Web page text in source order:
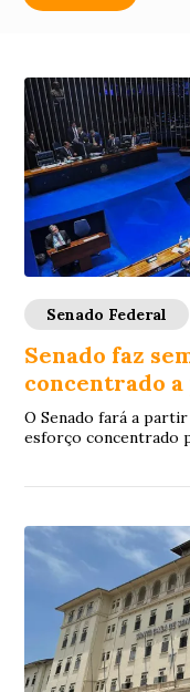
Senado Federal
Senado faz
concentrado
O Senado fará a
esforço concentrado